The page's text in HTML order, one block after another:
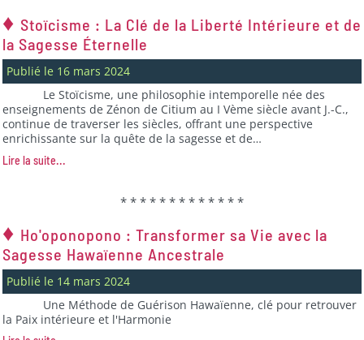
♦ Stoïcisme : La Clé de la Liberté Intérieure et de
la Sagesse Éternelle
Publié le 16 mars 2024
Le Stoïcisme, une philosophie intemporelle née des
enseignements de Zénon de Citium au I Vème siècle avant J.-C.,
continue de traverser les siècles, offrant une perspective
enrichissante sur la quête de la sagesse et de…
Lire la suite...
* * * * * * * * * * * * *
♦ Ho'oponopono : Transformer sa Vie avec la
Sagesse Hawaïenne Ancestrale
Publié le 14 mars 2024
Une Méthode de Guérison Hawaïenne, clé pour retrouver
la Paix intérieure et l'Harmonie